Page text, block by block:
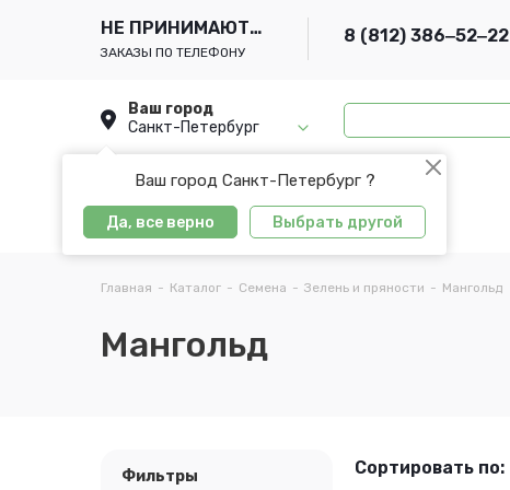
НЕ ПРИНИМАЮТСЯ
ЗАКАЗЫ ПО ТЕЛЕФОНУ
8 (812) 386‒52‒22
Ваш город
Санкт-Петербург
Ваш город Санкт-Петербург ?
Да, все верно Выбрать другой
Главная - Каталог - Семена - Зелень и пряности - Мангольд
Мангольд
Фильтры Сортировать по: